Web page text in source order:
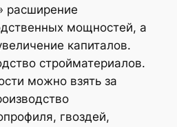
расширение
мощностей, а
капиталов.
стройматериалов.
можно взять за
гвоздей,